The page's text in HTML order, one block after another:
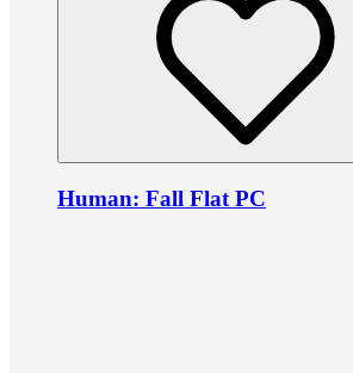
Human: Fall Flat PC